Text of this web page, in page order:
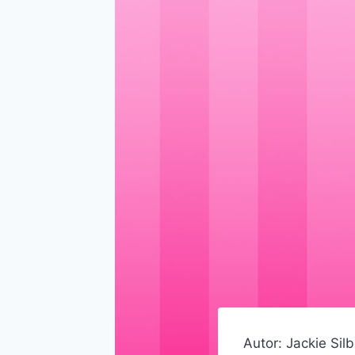
Autor: Jackie